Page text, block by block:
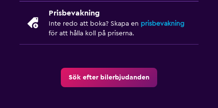
Prisbevakning
Inte redo att boka? Skapa en prisbevakning
för att hålla koll på priserna.
Sök efter bilerbjudanden